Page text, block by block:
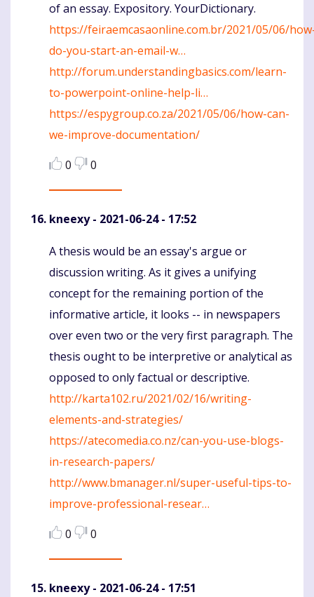
of an essay. Expository. YourDictionary.
https://feiraemcasaonline.com.br/2021/05/06/
do-you-start-an-email-w…
http://forum.understandingbasics.com/learn-
to-powerpoint-online-help-li…
https://espygroup.co.za/2021/05/06/how-can-
we-improve-documentation/
0
0
kneexy- 2021-06-24 - 17:52
Komentaras
A thesis would be an essay's argue or
discussion writing. As it gives a unifying
concept for the remaining portion of the
informative article, it looks -- in newspapers
over even two or the very first paragraph. The
thesis ought to be interpretive or analytical as
opposed to only factual or descriptive.
http://karta102.ru/2021/02/16/writing-
elements-and-strategies/
https://atecomedia.co.nz/can-you-use-blogs-
in-research-papers/
http://www.bmanager.nl/super-useful-tips-to-
improve-professional-resear…
0
0
kneexy- 2021-06-24 - 17:51